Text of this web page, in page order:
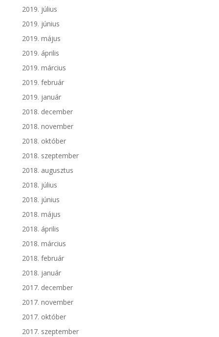
2019. július
2019. június
2019. május
2019. április
2019. március
2019. február
2019. január
2018. december
2018. november
2018. október
2018. szeptember
2018. augusztus
2018. július
2018. június
2018. május
2018. április
2018. március
2018. február
2018. január
2017. december
2017. november
2017. október
2017. szeptember